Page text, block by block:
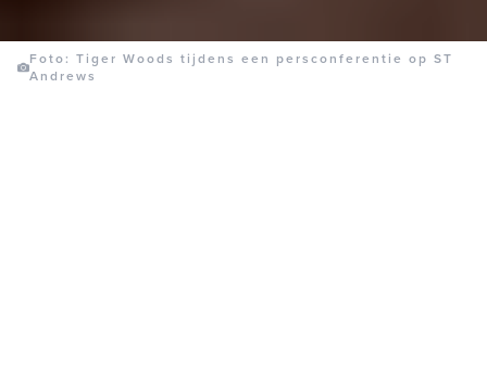
Foto: Tiger Woods tijdens een persconferentie op ST
Andrews